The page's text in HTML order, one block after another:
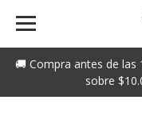
🚚 Compra antes de las
sobre